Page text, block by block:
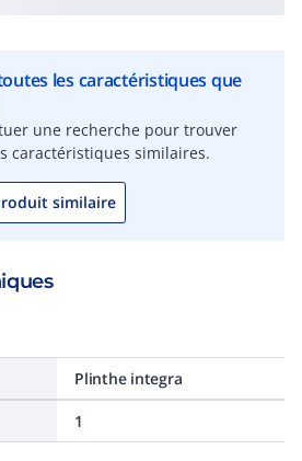
les caractéristiques que
une recherche pour trouver
caractéristiques similaires.
similaire
Plinthe integra
1